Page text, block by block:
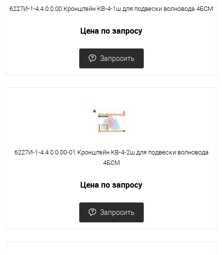
6227И-1-4.4.0.0.00 Кронштейн КВ-4-1ш для подвески волновода 4БСМ
Цена по запросу
Запросить
6227И-1-4.4.0.0.00-01 Кронштейн КВ-4-2ш для подвески волновода
4БСМ
Цена по запросу
Запросить